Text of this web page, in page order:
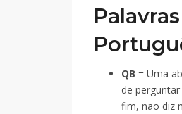
QB = Uma
de
fim, não diz